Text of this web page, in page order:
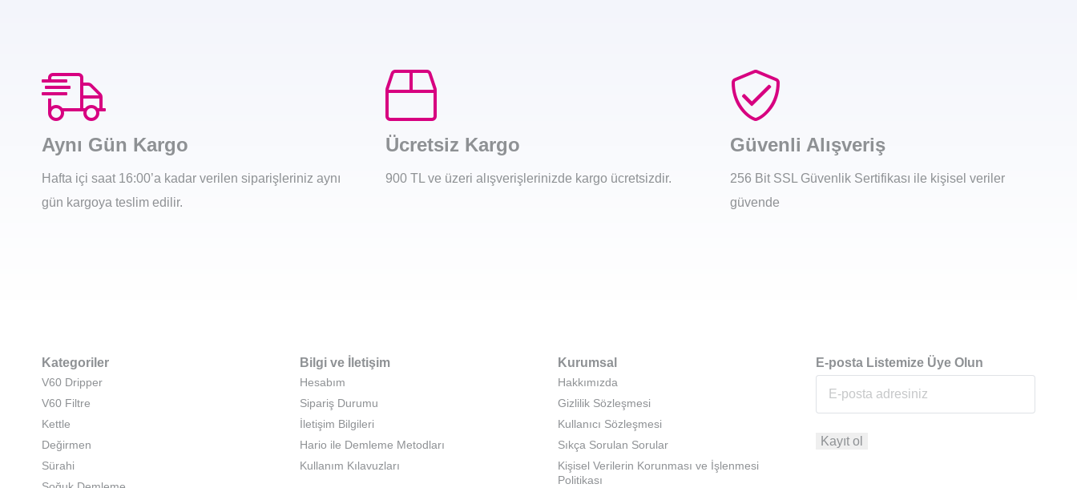
Aynı Gün Kargo
Hafta içi saat 16:00’a kadar verilen siparişleriniz aynı
gün kargoya teslim edilir.
Ücretsiz Kargo
900 TL ve üzeri alışverişlerinizde kargo ücretsizdir.
Güvenli Alışveriş
256 Bit SSL Güvenlik Sertifikası ile kişisel veriler
güvende
Kategoriler
V60 Dripper
V60 Filtre
Kettle
Değirmen
Sürahi
Bilgi ve İletişim
Hesabım
Sipariş Durumu
İletişim Bilgileri
Hario ile Demleme Metodları
Kullanım Kılavuzları
Kurumsal
Hakkımızda
Gizlilik Sözleşmesi
Kullanıcı Sözleşmesi
Sıkça Sorulan Sorular
Kişisel Verilerin Korunması ve İşlenmesi
Politikası
E-posta Listemize Üye Olun